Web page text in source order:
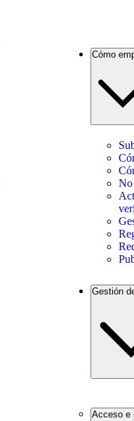
Cómo
No
Gestión
Acceso e